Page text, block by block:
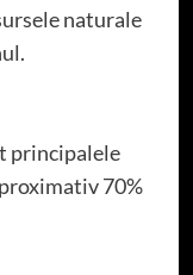
naturale
principalele
70%